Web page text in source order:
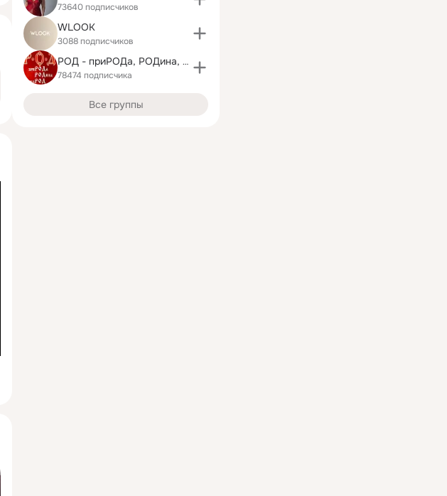
73640 подписчиков
WLOOK
3088 подписчиков
РОД - приРОДа, РОДина, наРОД
78474 подписчика
Все группы